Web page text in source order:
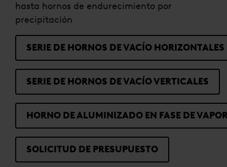
hasta hornos de endurecimiento por
precipitación
SERIE DE HORNOS DE VACÍO HORIZONTALES
SERIE DE HORNOS DE VACÍO VERTICALES
HORNO DE ALUMINIZADO EN FASE DE
SOLICITUD DE PRESUPUESTO